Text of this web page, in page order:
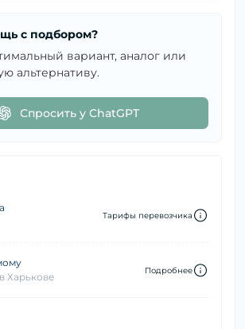
с подбором?
вариант, аналог или
альтернативу.
Спросить у ChatGPT
Тарифы перевозчика
Харькове
Подробнее